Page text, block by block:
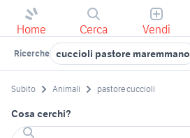
Home Cerca Vendi
Ricerche cuccioli pastore maremmano
Subito Animali pastore cuccioli
Cosa cerchi?